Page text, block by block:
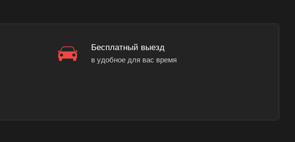
Бесплатный выезд
в удобное для вас время